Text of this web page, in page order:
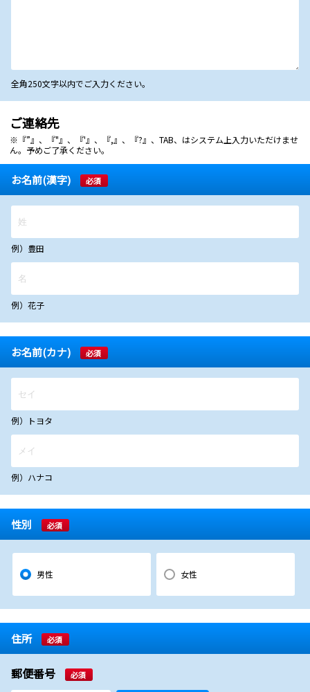
全角250文字以内でご入力ください。
ご連絡先
※『”』、『"』、『'』、『,』、『?』、TAB、はシステム上入力いただけませ
ん。予めご了承ください。
お名前(漢字) 必須
例）豊田
例）花子
お名前(カナ) 必須
例）トヨタ
例）ハナコ
性別 必須
男性 女性
住所 必須
郵便番号 必須